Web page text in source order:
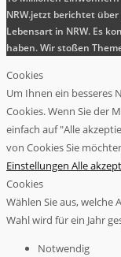
NRW.jetzt berichtet
Lebensart in NRW. Es
haben. Wir stoßen
Cookies
Um Ihnen ein besseres
Cookies. Wenn Sie der
einfach auf "Alle
von Cookies Sie
Einstellungen Alle
Cookies
Wählen Sie aus,
Wahl wird für ein Jahr
Notwendig